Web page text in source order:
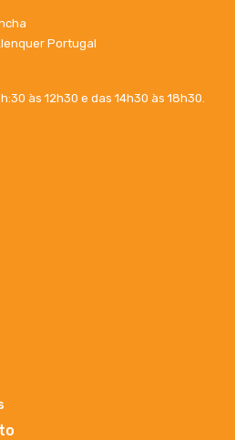
Portugal
às 12h30 e das 14h30 às 18h30.